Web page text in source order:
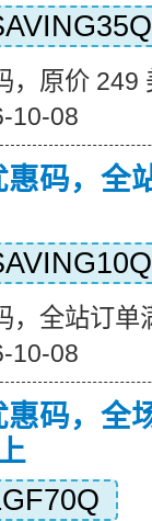
，原价 249
10-08
码，全
，全站订单
10-08
码，全